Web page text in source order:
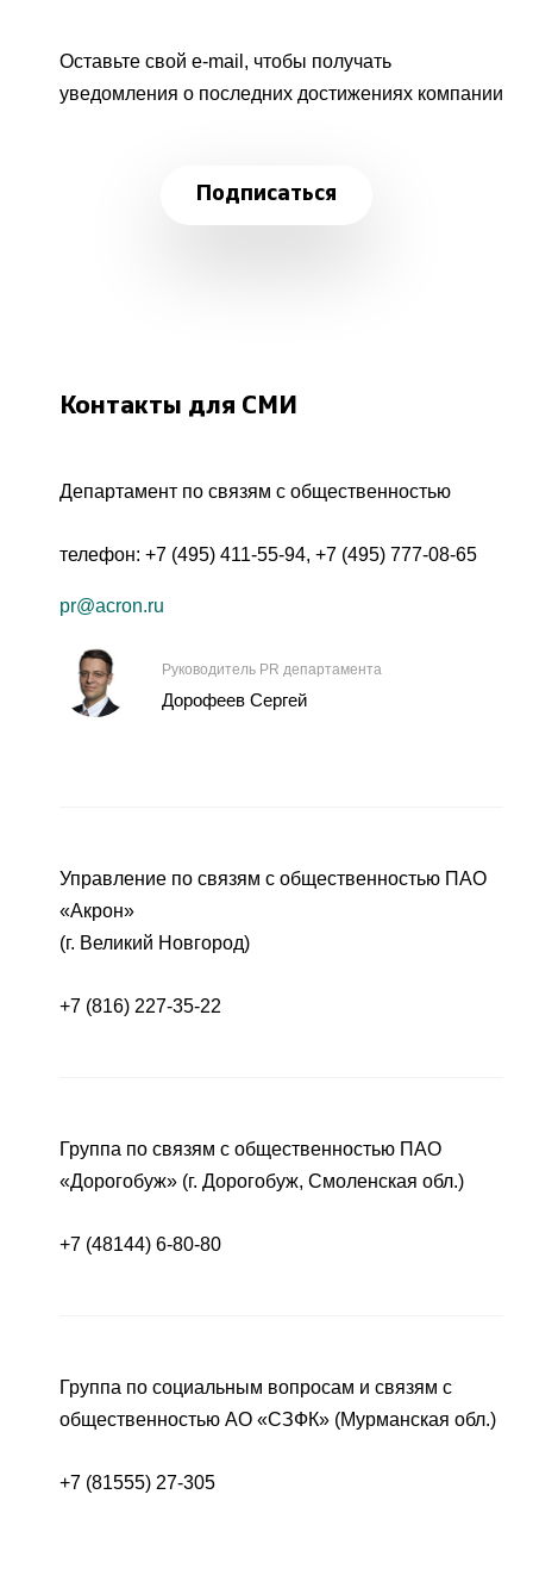
Оставьте свой e-mail, чтобы получать
уведомления о последних достижениях компании
Подписаться
Контакты для СМИ
Департамент по связям с общественностью
телефон: +7 (495) 411-55-94, +7 (495) 777-08-65
pr@acron.ru
Руководитель PR департамента
Дорофеев Сергей
Управление по связям с общественностью ПАО
«Акрон»
(г. Великий Новгород)
+7 (816) 227-35-22
Группа по связям с общественностью ПАО
«Дорогобуж» (г. Дорогобуж, Смоленская обл.)
+7 (48144) 6-80-80
Группа по социальным вопросам и связям с
общественностью АО «СЗФК» (Мурманская обл.)
+7 (81555) 27-305